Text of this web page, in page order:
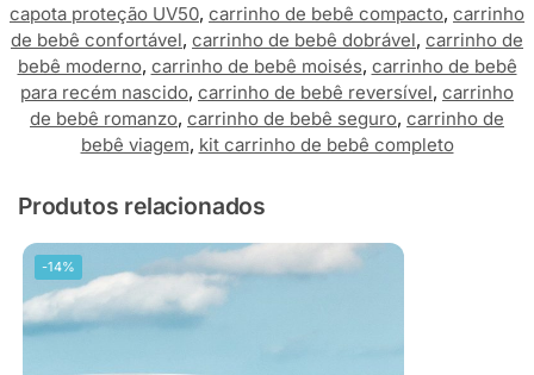
capota proteção UV50, carrinho de bebê compacto, carrinho
de bebê confortável, carrinho de bebê dobrável, carrinho de
bebê moderno, carrinho de bebê moisés, carrinho de bebê
para recém nascido, carrinho de bebê reversível, carrinho
de bebê romanzo, carrinho de bebê seguro, carrinho de
bebê viagem, kit carrinho de bebê completo
Produtos relacionados
-14%